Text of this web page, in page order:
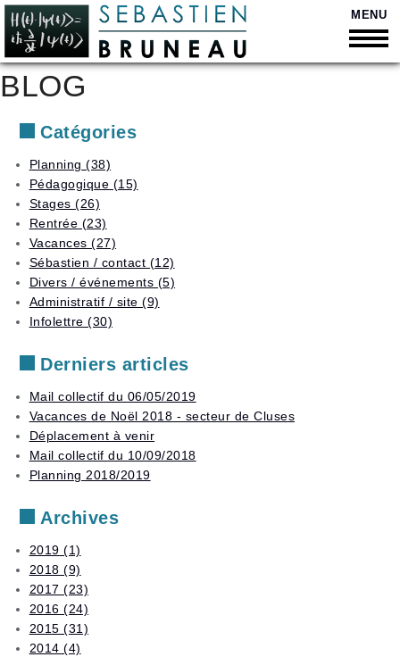
MENU
Retour
suis-
?
Présentation
vidéo
Contact
Soutien
Cours
personnalisés
Orientation
et
suivi
scolaire
Stages
en
aux
examens
Autres
services
Retour
Curriculum
Vitae
Quelques
chiffres
Secondaire
Supérieur
Anacours
descolarisés
Retour
des
tarifs
Moyens
paiement
Déduction
d’impôt
Retour
Disponibilités
un
horaire
Liste
Stages
BLOG
Catégories
Planning (38)
Pédagogique (15)
Stages (26)
Rentrée (23)
Vacances (27)
Sébastien / contact (12)
Divers / événements (5)
Administratif / site (9)
Infolettre (30)
Derniers articles
Mail collectif du 06/05/2019
Vacances de Noël 2018 - secteur de Cluses
Déplacement à venir
Mail collectif du 10/09/2018
Planning 2018/2019
Archives
2019 (1)
2018 (9)
2017 (23)
2016 (24)
2015 (31)
2014 (4)